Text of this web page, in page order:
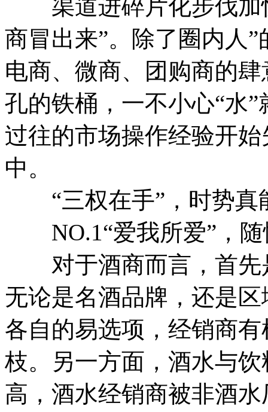
渠道进碎片化步伐加
商冒出来”。除了圈内人
电商、微商、团购商的
孔的铁桶，一不小心“水
过往的市场操作经验开
中。
“三权在手”，时势真
NO.1“爱我所爱”，随
对于酒商而言，首先
无论是名酒品牌，还是
各自的易选项，经销商
枝。另一方面，酒水与
高，酒水经销商被非酒